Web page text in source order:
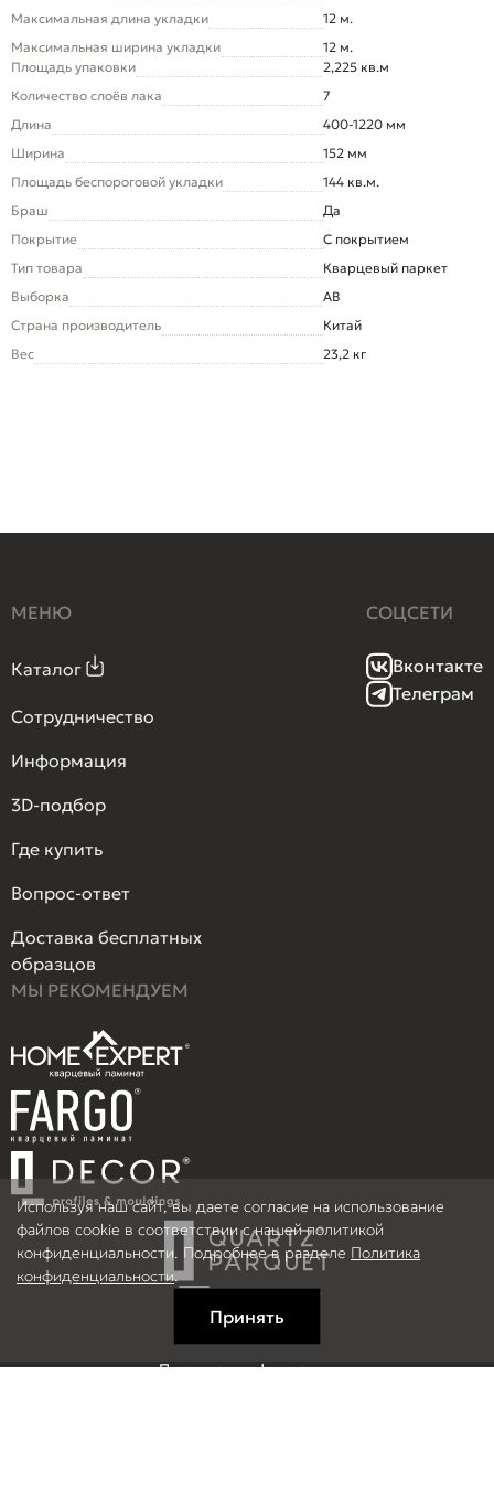
Максимальная длина укладки
12 м.
Максимальная ширина укладки
12 м.
Площадь упаковки
2,225 кв.м
Количество слоёв лака
7
Длина
400-1220 мм
Ширина
152 мм
Площадь беспороговой укладки
144 кв.м.
Браш
Да
Покрытие
С покрытием
Тип товара
Кварцевый паркет
Выборка
AB
Страна производитель
Китай
Вес
23,2 кг
Правовая информация
МЕНЮ
Каталог
Сотрудничество
Информация
3D-подбор
Где купить
Вопрос-ответ
Доставка бесплатных
образцов
СОЦСЕТИ
Вконтакте
Телеграм
МЫ РЕКОМЕНДУЕМ
Используя наш сайт, вы даете согласие на использование
файлов cookie в соответствии с нашей политикой
конфиденциальности. Подробнее в разделе Политика
конфиденциальности.
Принять